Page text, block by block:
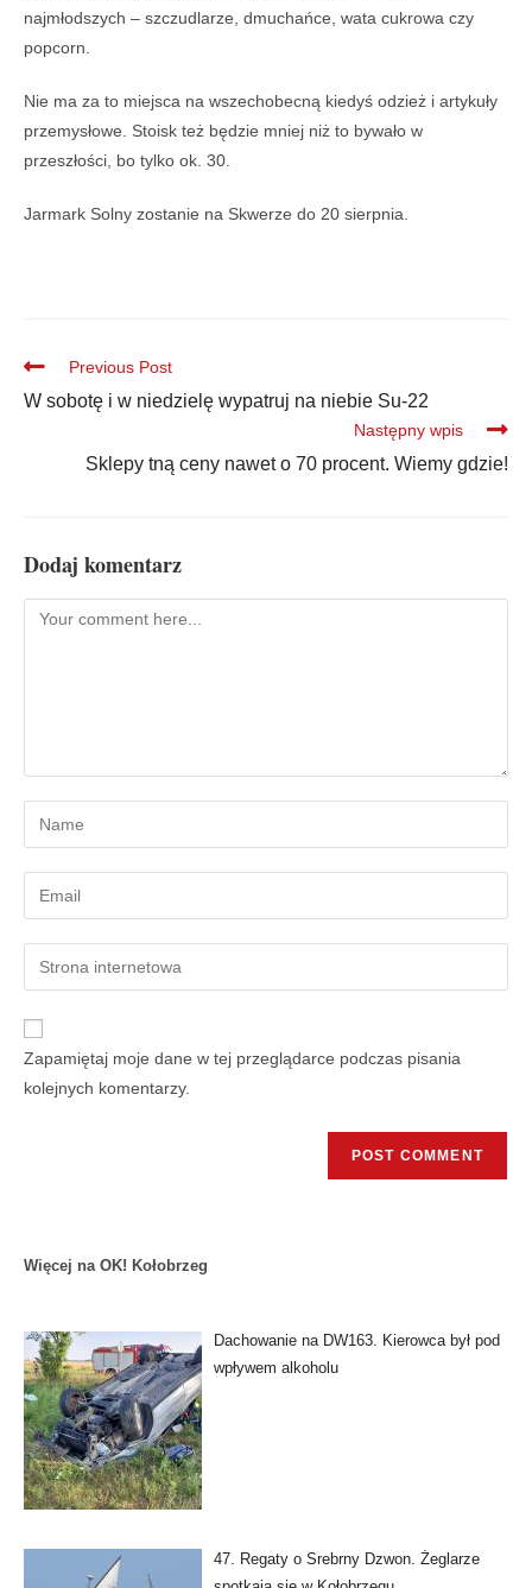
najmłodszych – szczudlarze, dmuchańce, wata cukrowa czy
popcorn.
Nie ma za to miejsca na wszechobecną kiedyś odzież i artykuły
przemysłowe. Stoisk też będzie mniej niż to bywało w
przeszłości, bo tylko ok. 30.
Jarmark Solny zostanie na Skwerze do 20 sierpnia.
Previous Post
W sobotę i w niedzielę wypatruj na niebie Su-22
Następny wpis
Sklepy tną ceny nawet o 70 procent. Wiemy gdzie!
Dodaj komentarz
Zapamiętaj moje dane w tej przeglądarce podczas pisania
kolejnych komentarzy.
Więcej na OK! Kołobrzeg
Dachowanie na DW163. Kierowca był pod
wpływem alkoholu
47. Regaty o Srebrny Dzwon. Żeglarze